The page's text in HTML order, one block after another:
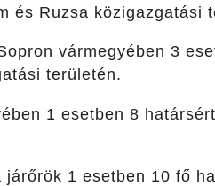
és Ruzsa közigazgatási
vármegyében 3
területén.
1 esetben 8
járőrök 1 esetben 10 fő